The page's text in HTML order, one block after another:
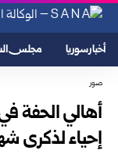
أخبار سوريا مجلس
صور
أهالي الحفة
إحياء لذكرى